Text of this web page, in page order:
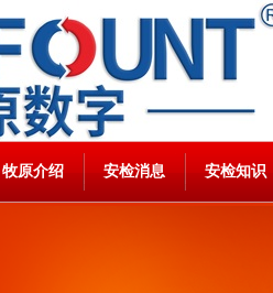
牧原介绍 安检消息 安检知识